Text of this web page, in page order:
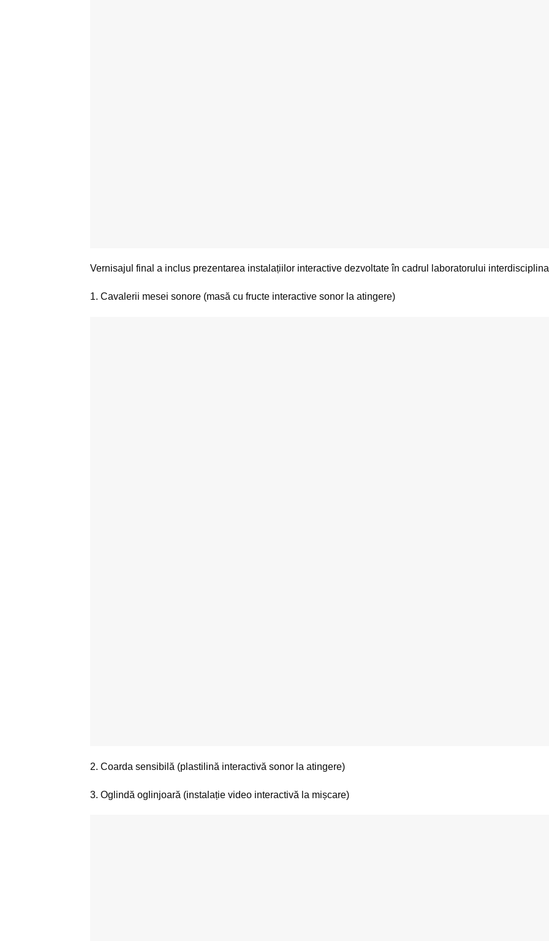
Vernisajul final a inclus prezentarea instalațiilor interactive dezvoltate în cadrul laboratorului
1. Cavalerii mesei sonore (masă cu fructe interactive sonor la atingere)
2. Coarda sensibilă (plastilină interactivă sonor la atingere)
3. Oglindă oglinjoară (instalație video interactivă la mișcare)